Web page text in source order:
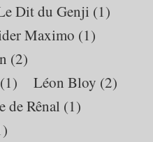
Dit du Genji (1)
Maximo (1)
(2)
(1) Léon Bloy (2)
de Rênal (1)